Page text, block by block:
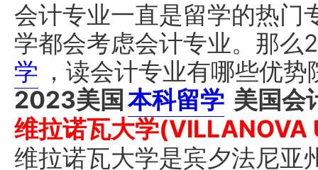
会计专业一直是留学的热门
学都会考虑会计专业。那么
学 ，读会计专业有哪些优
2023美国 本科留学 美国会
维拉诺瓦大学(VILLANOVA
维拉诺瓦大学是宾夕法尼亚